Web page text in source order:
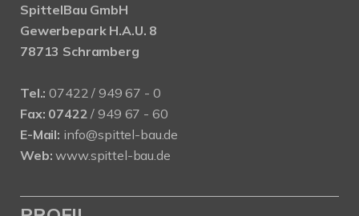
SpittelBau GmbH
Gewerbepark H.A.U. 8
78713 Schramberg
Tel.: 07422 / 949 67 - 0
Fax: 07422 / 949 67 - 60
E-Mail: info@spittel-bau.de
Web: www.spittel-bau.de